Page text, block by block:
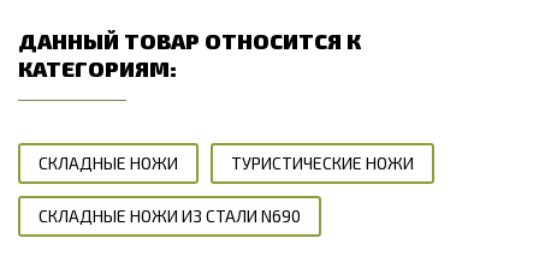
ДАННЫЙ ТОВАР ОТНОСИТСЯ К
КАТЕГОРИЯМ:
СКЛАДНЫЕ НОЖИ ТУРИСТИЧЕСКИЕ НОЖИ
СКЛАДНЫЕ НОЖИ ИЗ СТАЛИ N690